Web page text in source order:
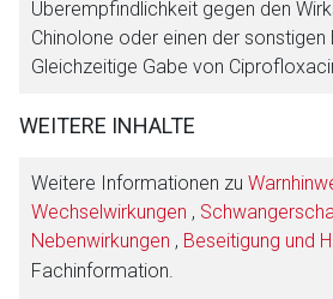
Überempfindlichkeit gegen den
Chinolone oder einen der sonstigen
Gleichzeitige Gabe von
WEITERE INHALTE
Weitere Informationen zu
Wechselwirkungen ,
Nebenwirkungen , Beseitigung und
Fachinformation.